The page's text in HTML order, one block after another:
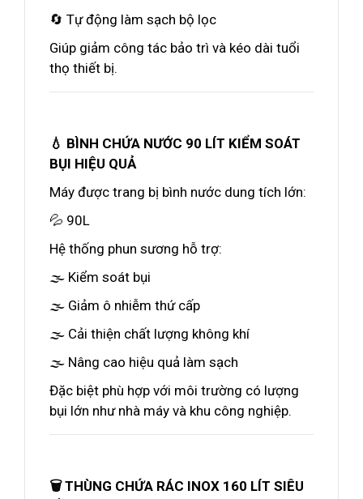
🔄 Tự động làm sạch bộ lọc
Giúp giảm công tác bảo trì và kéo dài tuổi
thọ thiết bị.
💧 BÌNH CHỨA NƯỚC 90 LÍT KIỂM SOÁT
BỤI HIỆU QUẢ
Máy được trang bị bình nước dung tích lớn:
💦 90L
Hệ thống phun sương hỗ trợ:
🌫️ Kiểm soát bụi
🌫️ Giảm ô nhiễm thứ cấp
🌫️ Cải thiện chất lượng không khí
🌫️ Nâng cao hiệu quả làm sạch
Đặc biệt phù hợp với môi trường có lượng
bụi lớn như nhà máy và khu công nghiệp.
🗑️ THÙNG CHỨA RÁC INOX 160 LÍT SIÊU